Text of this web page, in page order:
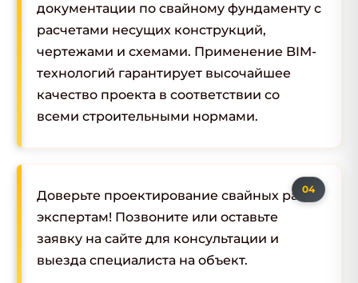
документации по свайному фундаменту с
расчетами несущих конструкций,
чертежами и схемами. Применение BIM-
технологий гарантирует высочайшее
качество проекта в соответствии со
всеми строительными нормами.
Доверьте проектирование свайных работ
экспертам! Позвоните или оставьте
заявку на сайте для консультации и
выезда специалиста на объект.